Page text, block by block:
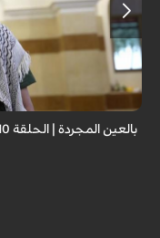
برنامج "بالعين المجردة"
نستمع فيه إلى شهاداتٍ حيّةٍ
ت...
بالعين المجردة | الحلقة 10